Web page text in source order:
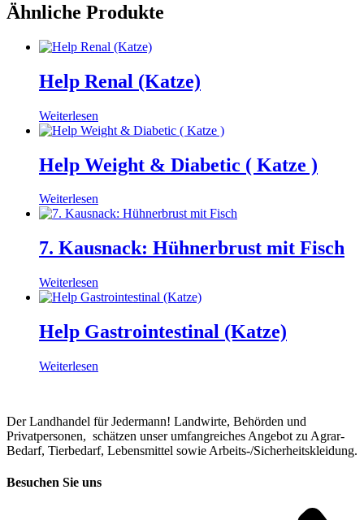
Ähnliche Produkte
Help Renal (Katze)
Weiterlesen
Help Weight & Diabetic ( Katze )
Weiterlesen
7. Kausnack: Hühner­brust mit Fisch
Weiterlesen
Help Gastrointestinal (Katze)
Weiterlesen
Der Landhandel für Jedermann! Landwirte, Behörden und
Privatpersonen, schätzen unser umfangreiches Angebot zu Agrar-
Bedarf, Tierbedarf, Lebensmittel sowie Arbeits-/Sicherheitskleidung.
Besuchen Sie uns